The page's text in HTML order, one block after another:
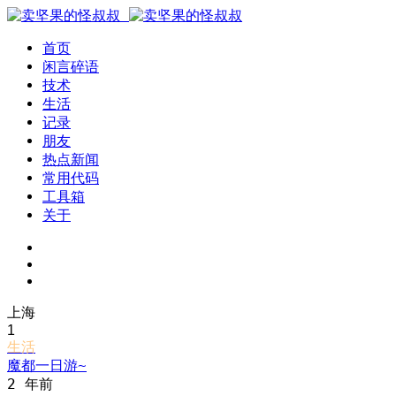
首页
闲言碎语
技术
生活
记录
朋友
热点新闻
常用代码
工具箱
关于
上海
1
生活
魔都一日游~
2 年前